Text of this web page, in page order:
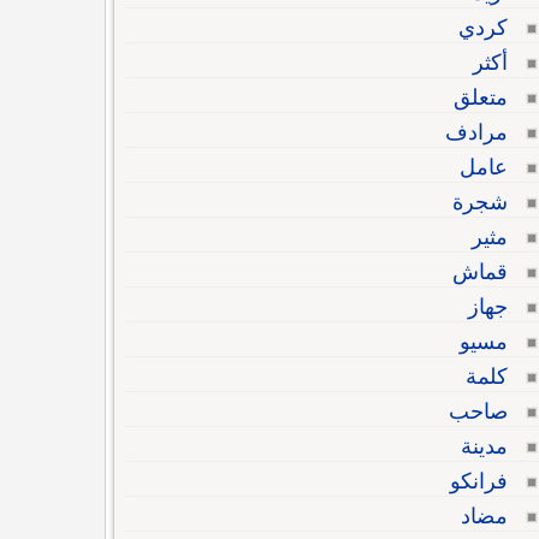
كردي
أكثر
متعلق
مرادف
عامل
شجرة
مثير
قماش
جهاز
مسيو
كلمة
صاحب
مدينة
فرانكو
مضاد